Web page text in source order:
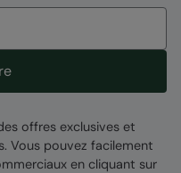
offres exclusives et
Vous pouvez facilement
en cliquant sur